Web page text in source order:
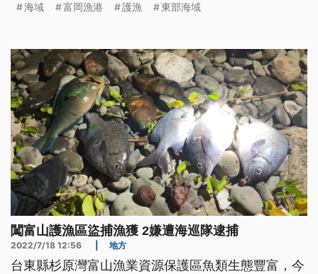
魚苗和其牠魚苗共2000多尾，帶往台東富山護漁區
海域 富岡漁港 護漁 東部海域
闖富山護漁區盜捕漁獲 2嫌遭海巡隊逮捕
2022/7/18 12:56 地方
台東縣杉原灣富山漁業資源保護區魚類生態豐富，今